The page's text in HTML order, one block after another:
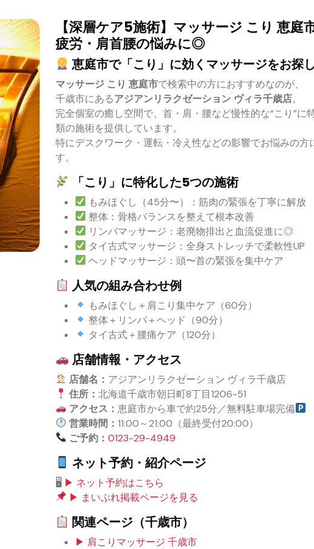
【深層ケア5施術】マッサージ こり 恵庭
疲労・肩首腰の悩みに◎
恵庭市で「こり」に効くマッサージをお探
マッサージ こり 恵庭市で検索中の方におすすめなのが、
千歳市にあるアジアンリラクゼーション ヴィラ千歳店。
完全個室の癒し空間で、首・肩・腰など慢性的な“こり”に
類の施術を提供しています。
特にデスクワーク・運転・冷え性などの影響でお悩みの方
す。
「こり」に特化した5つの施術
もみほぐし（45分〜）：筋肉の緊張を丁寧に解放
整体：骨格バランスを整えて根本改善
リンパマッサージ：老廃物排出と血流促進に◎
タイ古式マッサージ：全身ストレッチで柔軟性UP
ヘッドマッサージ：頭〜首の緊張を集中ケア
人気の組み合わせ例
もみほぐし＋肩こり集中ケア（60分）
整体＋リンパ＋ヘッド（90分）
タイ古式＋腰痛ケア（120分）
店舗情報・アクセス
店舗名： アジアンリラクゼーション ヴィラ千歳店
住所：北海道千歳市朝日町8丁目1206-51
アクセス：恵庭市から車で約25分／無料駐車場完備
営業時間：11:00～21:00（最終受付20:00）
ご予約：0123-29-4949
ネット予約・紹介ページ
🖥 ▶ ネット予約はこちら
▶ まいぷれ掲載ページを見る
関連ページ（千歳市）
▶ 肩こりマッサージ 千歳市